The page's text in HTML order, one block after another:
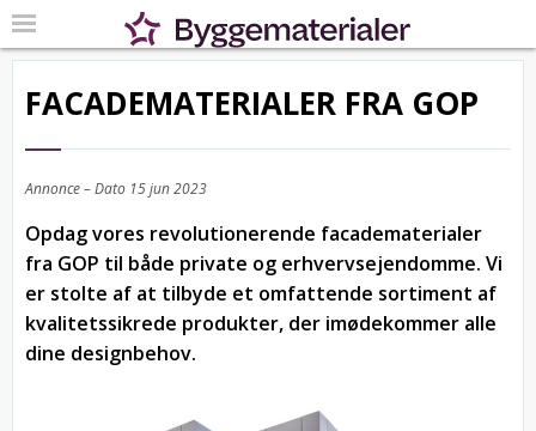
FACADEMATERIALER FRA GOP
Annonce – Dato 15 jun 2023
Opdag vores revolutionerende facadematerialer
fra GOP til både private og erhvervsejendomme. Vi
er stolte af at tilbyde et omfattende sortiment af
kvalitetssikrede produkter, der imødekommer alle
dine designbehov.